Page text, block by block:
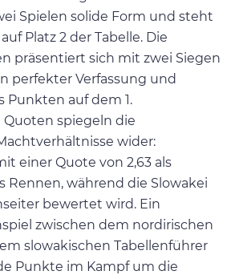
Spielen solide Form und steht
Platz 2 der Tabelle. Die
präsentiert sich mit zwei Siegen
perfekter Verfassung und
Punkten auf dem 1.
Quoten spiegeln die
wider:
einer Quote von 2,63 als
Rennen, während die Slowakei
bewertet wird. Ein
zwischen dem nordirischen
slowakischen Tabellenführer
Punkte im Kampf um die